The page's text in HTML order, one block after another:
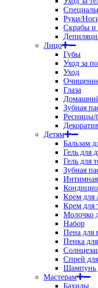
Руки/
Скрабы и
Лицо
Губы
Уход за
Уход
Глаза
Зубная
Ресницы/
Детям
Бальзам
Гель для
Гель для
Зубная
Крем для
Крем для
Молочко
Набор
Пена для
Пенка
Спрей
Шампунь
Мастерам
Бахилы